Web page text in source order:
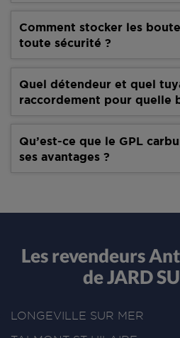
Comment stocker les
toute sécurité ?
Quel détendeur et quel
raccordement pour quelle
Qu’est-ce que le GPL
ses avantages ?
Les revendeurs
de JARD
LONGEVILLE SUR MER